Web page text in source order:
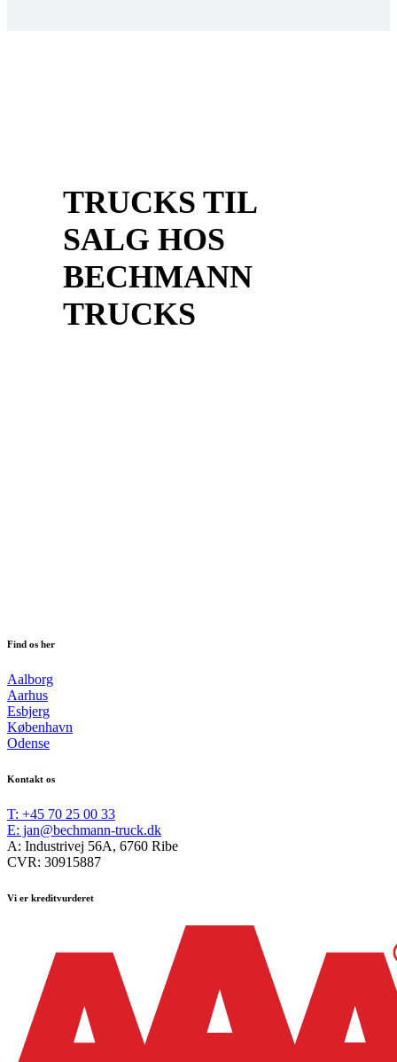
TRUCKS TIL
SALG HOS
BECHMANN
TRUCKS
Find os her
Aalborg
Aarhus
Esbjerg
København
Odense
Kontakt os
T: +45 70 25 00 33
E: jan@bechmann-truck.dk
A: Industrivej 56A, 6760 Ribe
CVR: 30915887
Vi er kreditvurderet